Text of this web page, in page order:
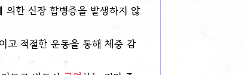
의한 신장 합병증을 발생하지 않
고 적절한 운동을 통해 체중 감